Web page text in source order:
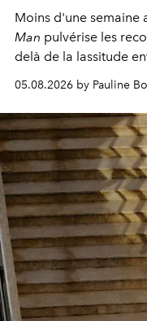
Moins d'une semaine
Man pulvérise les
delà de la lassitude
personnages
05.08.2026 by Pauline